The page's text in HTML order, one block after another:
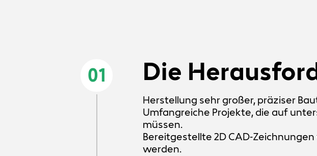
01 Die
Herstellung sehr großer, präziser
Umfangreiche Projekte, die auf
müssen.
Bereitgestellte 2D CAD-
werden.